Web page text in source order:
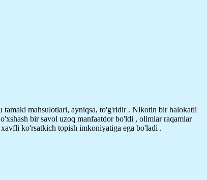
mahsulotlari, ayniqsa, to'g'ridir . Nikotin bir halokatli
bir savol uzoq manfaatdor bo'ldi , olimlar raqamlar
ko'rsatkich topish imkoniyatiga ega bo'ladi .